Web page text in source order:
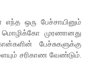
ஒரு பேச்சாயினும்
மொழிக்கோ முரணானது
பேச்சுகளுக்கு
சரிகாண வேண்டும்.